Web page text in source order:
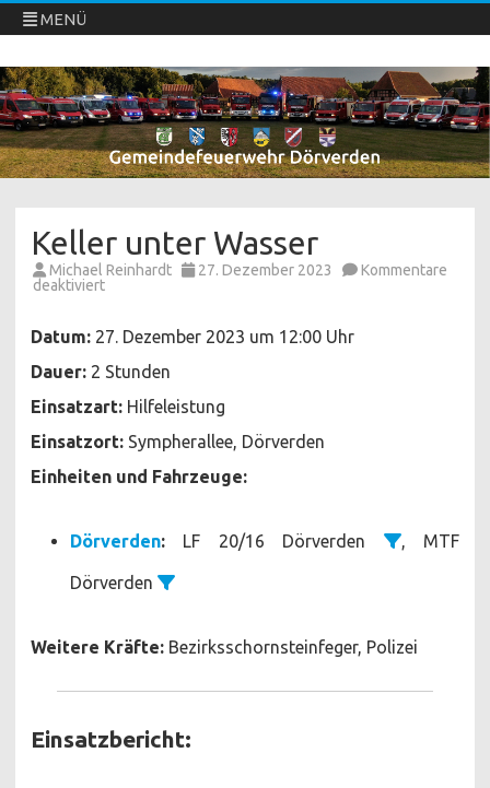
MENÜ
Freiwillige Feuerwehren Dörverden
Direkt
zum
Inhalt
springen
Keller unter Wasser
Michael Reinhardt 27. Dezember 2023
Kommentare
deaktiviertfür
Wasser
Datum: 27. Dezember 2023 um 12:00 Uhr
Dauer: 2 Stunden
Einsatzart: Hilfeleistung
Einsatzort: Sympherallee, Dörverden
Einheiten und Fahrzeuge:
Dörverden: LF 20/16 Dörverden , MTF
Dörverden
Weitere Kräfte: Bezirksschornsteinfeger, Polizei
Einsatzbericht: